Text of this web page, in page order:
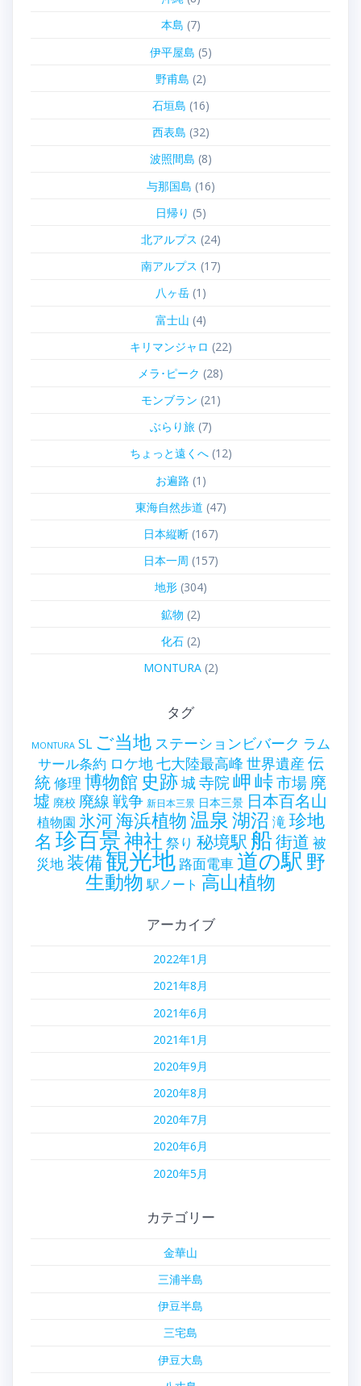
本島 (7)
伊平屋島 (5)
野甫島 (2)
石垣島 (16)
西表島 (32)
波照間島 (8)
与那国島 (16)
日帰り (5)
北アルプス (24)
南アルプス (17)
八ヶ岳(1)
富士山 (4)
キリマンジャロ (22)
メラ･ピーク (28)
モンブラン (21)
ぶらり旅(7)
ちょっと遠くへ(12)
お遍路 (1)
東海自然歩道 (47)
日本縦断(167)
日本一周 (157)
地形(304)
鉱物 (2)
化石(2)
MONTURA(2)
タグ
MONTURA SL ご当地 ステーションビバーク ラム
サール条約 ロケ地七大陸最高峰 世界遺産 伝
統修理 博物館 史跡城寺院岬峠市場 廃
墟 廃校 廃線戦争 新日本三景 日本三景 日本百名山
植物園 氷河海浜植物温泉湖沼 滝 珍地
名 珍百景神社 祭り 秘境駅 船街道 被
災地 装備観光地 路面電車道の駅 野
生動物 駅ノート 高山植物
アーカイブ
2022年1月
2021年8月
2021年6月
2021年1月
2020年9月
2020年8月
2020年7月
2020年6月
2020年5月
カテゴリー
金華山
三浦半島
伊豆半島
三宅島
伊豆大島